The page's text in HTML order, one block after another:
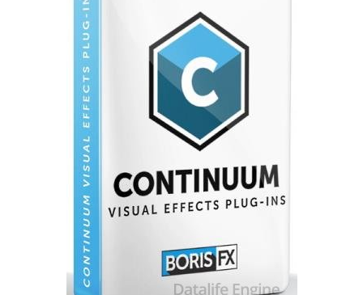
,
восстановление
графики,
стабилизация
картинки